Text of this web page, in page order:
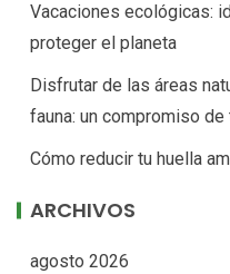
Vacaciones ecológicas:
proteger el planeta
Disfrutar de las áreas
fauna: un compromiso
Cómo reducir tu huella
ARCHIVOS
agosto 2026